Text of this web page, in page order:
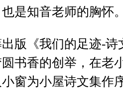
是知音老师的胸怀
出版《我们的足迹-诗
书香的创举，在老
窗为小屋诗文集作